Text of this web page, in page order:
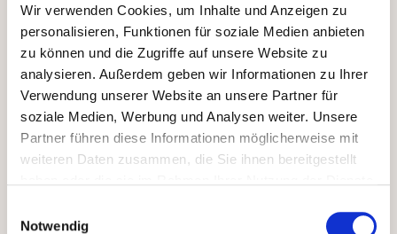
Wir verwenden Cookies, um Inhalte und Anzeigen zu
personalisieren, Funktionen für soziale Medien anbieten
zu können und die Zugriffe auf unsere Website zu
analysieren. Außerdem geben wir Informationen zu Ihrer
Verwendung unserer Website an unsere Partner für
soziale Medien, Werbung und Analysen weiter. Unsere
Partner führen diese Informationen möglicherweise mit
weiteren Daten zusammen, die Sie ihnen bereitgestellt
Notwendig
Berichtigung unrichtiger Daten.
Recht auf Löschung und Einschränkung der
Verarbeitung: Löschung oder Einschränkung der
Datenverarbeitung nach den gesetzlichen Vorgaben.
Recht auf Datenübertragbarkeit:Erhalt der
bereitgestellten Daten in einem strukturierten,
gängigen und maschinenlesbaren Format.
Beschwerde bei Aufsichtsbehörde:Recht auf